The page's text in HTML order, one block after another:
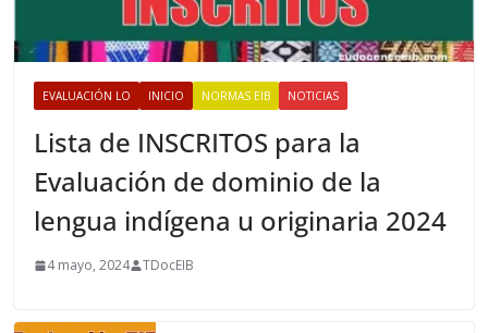
EVALUACIÓN LO INICIO NORMAS EIB NOTICIAS
Lista de INSCRITOS para la
Evaluación de dominio de la
lengua indígena u originaria 2024
4 mayo, 2024 TDocEIB